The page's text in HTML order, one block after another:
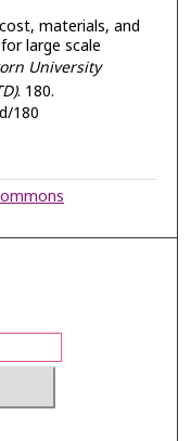
materials, and
large scale
University
. 180.
180